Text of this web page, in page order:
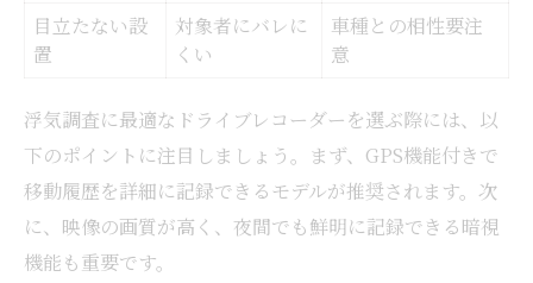
目立たない設
置
対象者にバレに
くい
車種との相性要注
意
浮気調査に最適なドライブレコーダーを選ぶ際には、以
下のポイントに注目しましょう。まず、GPS機能付きで
移動履歴を詳細に記録できるモデルが推奨されます。次
に、映像の画質が高く、夜間でも鮮明に記録できる暗視
機能も重要です。